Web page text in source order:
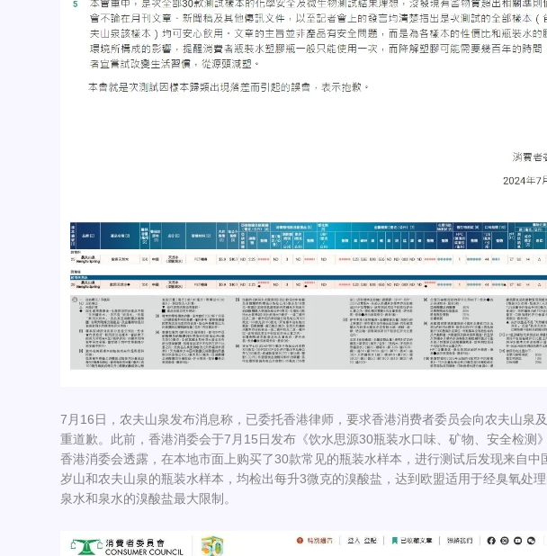
7月16日，农夫山泉发布消息称，已委托香港律师，要求香港消费者委员会向农夫山泉
重道歉。此前，香港消委会于7月15日发布《饮水思源30瓶装水口味、矿物、安全检测
香港消委会透露，在本地市面上购买了30款常见的瓶装水样本，进行测试后发现来自中
岁山和农夫山泉的瓶装水样本，均检出每升3微克的溴酸盐，达到欧盟适用于经臭氧处
泉水和泉水的溴酸盐最大限制。